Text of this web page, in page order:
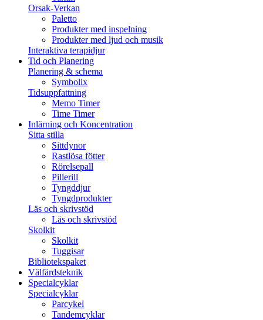
Orsak-Verkan
Paletto
Produkter med inspelning
Produkter med ljud och musik
Interaktiva terapidjur
Tid och Planering
Planering & schema
Symbolix
Tidsuppfattning
Memo Timer
Time Timer
Inlärning och Koncentration
Sitta stilla
Sittdynor
Rastlösa fötter
Rörelsepall
Pillerill
Tyngddjur
Tyngdprodukter
Läs och skrivstöd
Läs och skrivstöd
Skolkit
Skolkit
Tuggisar
Bibliotekspaket
Välfärdsteknik
Specialcyklar
Specialcyklar
Parcykel
Tandemcyklar